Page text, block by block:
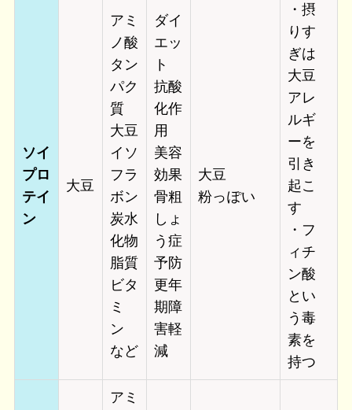
ソイ
プロ
テイ
ン
大豆
アミ
ノ酸
タン
パク
質
大豆
イソ
フラ
ボン
炭水
化物
脂質
ビタ
ミ
ン
など
ダイ
エッ
ト
抗酸
化作
用
美容
効果
骨粗
しょ
う症
予防
更年
期障
害軽
減
大豆
粉っぽい
・摂
りす
ぎは
大豆
アレ
ルギ
ーを
引き
起こ
す
・フ
ィチ
ン酸
とい
う毒
素を
持つ
アミ